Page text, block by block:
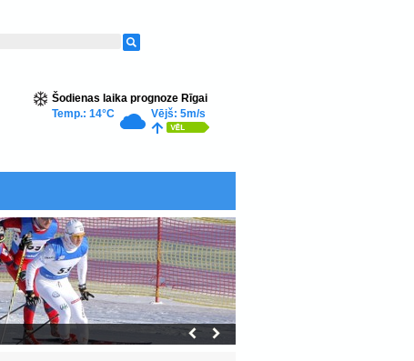
Šodienas laika prognoze Rīgai
Temp.: 14°C
Vējš: 5m/s